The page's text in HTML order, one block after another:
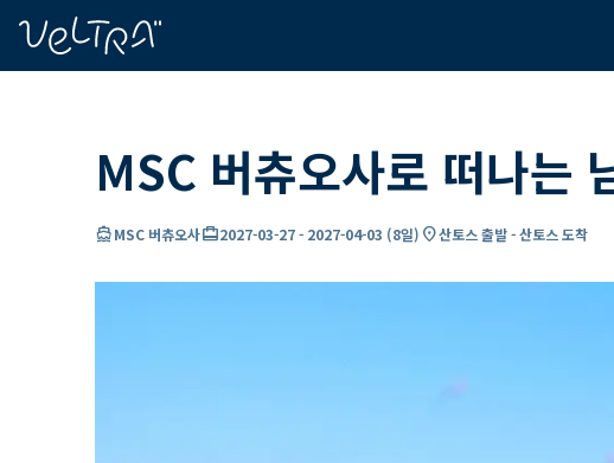
MSC 버츄오사로 떠나는
directions_boatMSC 버츄오사card_travel2027-03-27- 2027-04-03 (8일) location_on산토스 출발 - 산토스 도착